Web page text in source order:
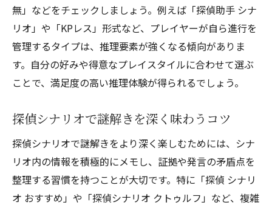
無」などをチェックしましょう。例えば「探偵助手 シナ
リオ」や「KPレス」形式など、プレイヤーが自ら進行を
管理するタイプは、推理要素が強くなる傾向がありま
す。自分の好みや得意なプレイスタイルに合わせて選ぶ
ことで、満足度の高い推理体験が得られるでしょう。
探偵シナリオで謎解きを深く味わうコツ
探偵シナリオで謎解きをより深く楽しむためには、シナ
リオ内の情報を積極的にメモし、証拠や発言の矛盾点を
整理する習慣を持つことが大切です。特に「探偵 シナリ
オ おすすめ」や「探偵シナリオ クトゥルフ」など、複雑